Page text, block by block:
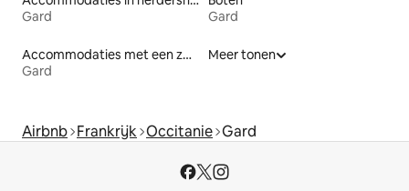
Gard
Gard
Accommodaties met een zwembad
Gard
Meer tonen
Airbnb Frankrijk Occitanie Gard